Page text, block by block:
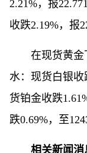
2.21%，报
收跌2.19%，报
在现货黄
水：现货白银收
货铂金收跌
跌0.69%，至
相关新闻消